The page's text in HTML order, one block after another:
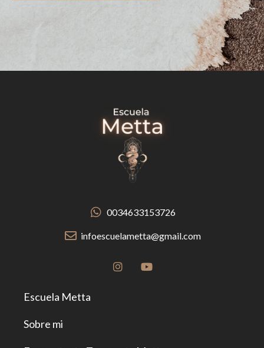
0034633153726
infoescuelametta@gmail.com
Escuela Metta
Sobre mi